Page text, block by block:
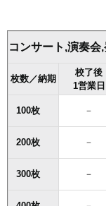
コンサート,演奏
枚数／納期
校了後
1営業日
100枚 －
200枚 －
300枚 －